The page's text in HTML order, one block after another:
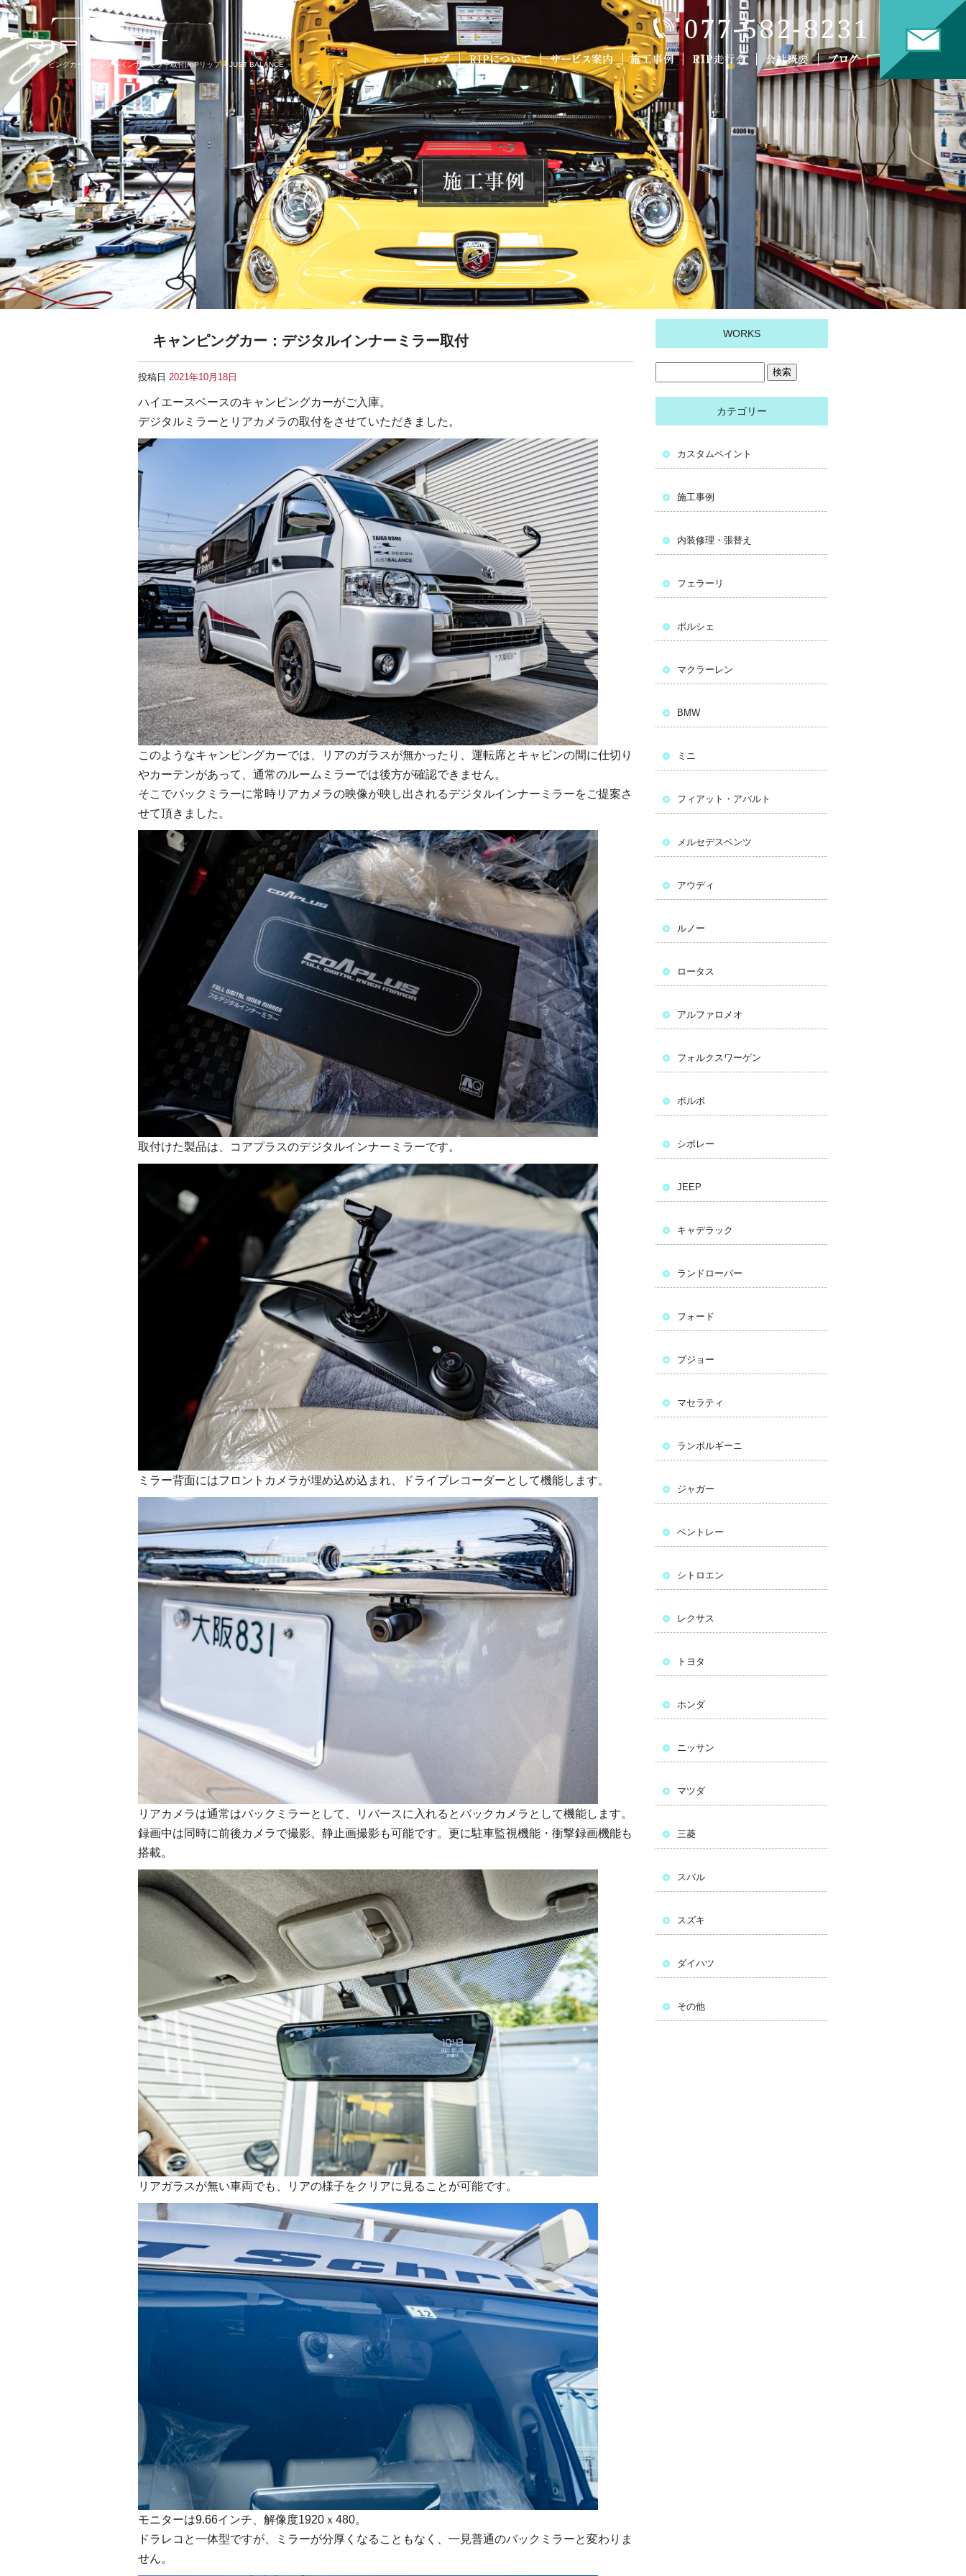
キャンピングカー：デジタルインナーミラー取付|RIPリップ – JUST BALANCE
キャンピングカー：デジタルインナーミラー取付
投稿日 2021年10月18日
ハイエースベースのキャンピングカーがご入庫。
デジタルミラーとリアカメラの取付をさせていただきました。
このようなキャンピングカーでは、リアのガラスが無かったり、運転席とキャビンの間に仕切り
やカーテンがあって、通常のルームミラーでは後方が確認できません。
そこでバックミラーに常時リアカメラの映像が映し出されるデジタルインナーミラーをご提案さ
せて頂きました。
取付けた製品は、コアプラスのデジタルインナーミラーです。
ミラー背面にはフロントカメラが埋め込め込まれ、ドライブレコーダーとして機能します。
リアカメラは通常はバックミラーとして、リバースに入れるとバックカメラとして機能します。
録画中は同時に前後カメラで撮影、静止画撮影も可能です。更に駐車監視機能・衝撃録画機能も
搭載。
リアガラスが無い車両でも、リアの様子をクリアに見ることが可能です。
モニターは9.66インチ、解像度1920ｘ480。
ドラレコと一体型ですが、ミラーが分厚くなることもなく、一見普通のバックミラーと変わりま
せん。
WORKS
カテゴリー
カスタムペイント
施工事例
内装修理・張替え
フェラーリ
ポルシェ
マクラーレン
BMW
ミニ
フィアット・アバルト
メルセデスベンツ
アウディ
ルノー
ロータス
アルファロメオ
フォルクスワーゲン
ボルボ
シボレー
JEEP
キャデラック
ランドローバー
フォード
プジョー
マセラティ
ランボルギーニ
ジャガー
ベントレー
シトロエン
レクサス
トヨタ
ホンダ
ニッサン
マツダ
三菱
スバル
スズキ
ダイハツ
その他